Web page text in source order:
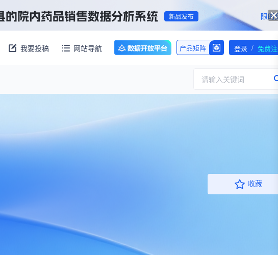
我要投稿 网站导航 产品矩阵 登录 / 免费
医保动态
人事变动
医投速递
请输入关键词
收藏